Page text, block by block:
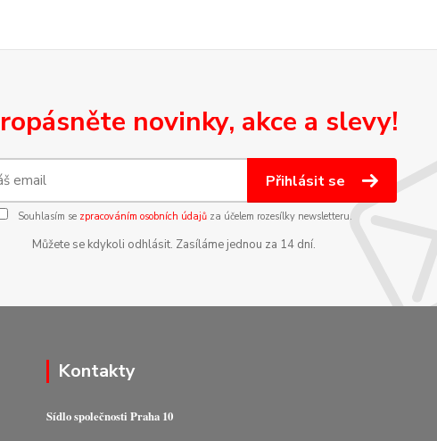
novinky, akce a slevy!
Přihlásit se
Souhlasím se zpracováním osobních údajůza účelem rozesílky newsletteru.
Můžete se kdykoli odhlásit. Zasíláme jednou za 14 dní.
Kontakty
Sídlo společnosti Praha 10